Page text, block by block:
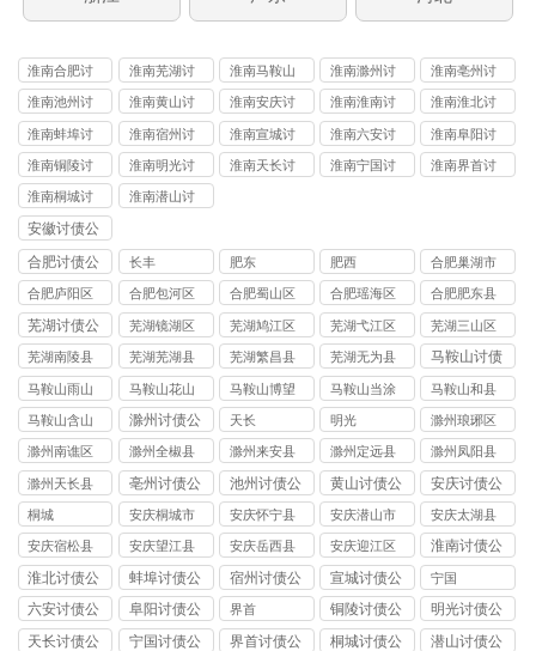
淮南合肥讨
债
淮南芜湖讨
债
淮南马鞍山
讨债
淮南滁州讨
债
淮南亳州讨
债
淮南池州讨
债
淮南黄山讨
债
淮南安庆讨
债
淮南淮南讨
债
淮南淮北讨
债
淮南蚌埠讨
债
淮南宿州讨
债
淮南宣城讨
债
淮南六安讨
债
淮南阜阳讨
债
淮南铜陵讨
债
淮南明光讨
债
淮南天长讨
淮南宁国讨
淮南界首讨
淮南桐城讨
债
淮南潜山讨
安徽讨债公
司
合肥讨债公
司
长丰 肥东 肥西
合肥巢湖市
讨债公司
合肥庐阳区
讨债公司
合肥包河区
讨债公司
合肥蜀山区
讨债公司
合肥瑶海区
讨债公司
合肥肥东县
讨债公司
芜湖讨债公
司
芜湖镜湖区
讨债公司
芜湖鸠江区
讨债公司
芜湖弋江区
讨债公司
芜湖三山区
讨债公司
芜湖南陵县
讨债公司
芜湖芜湖县
讨债公司
芜湖繁昌县
讨债公司
芜湖无为县
讨债公司
马鞍山讨债
公司
马鞍山雨山
区讨债公司
马鞍山花山
区讨债公司
马鞍山博望
区讨债公司
马鞍山当涂
县讨债公司
马鞍山和县
讨债公司
马鞍山含山
县讨债公司
滁州讨债公
司
天长 明光
滁州琅琊区
讨债公司
滁州南谯区
讨债公司
滁州全椒县
讨债公司
滁州来安县
讨债公司
滁州定远县
讨债公司
滁州凤阳县
讨债公司
滁州天长县
讨债公司
亳州讨债公
司
池州讨债公
司
黄山讨债公
司
安庆讨债公
司
桐城
安庆桐城市
讨债公司
安庆怀宁县
讨债公司
安庆潜山市
讨债公司
安庆太湖县
讨债公司
安庆宿松县
讨债公司
安庆望江县
讨债公司
安庆岳西县
讨债公司
安庆迎江区
讨债公司
淮南讨债公
司
淮北讨债公
司
蚌埠讨债公
司
宿州讨债公
司
宣城讨债公
司
宁国
六安讨债公
司
阜阳讨债公
司
界首
铜陵讨债公
司
明光讨债公
司
天长讨债公
宁国讨债公
界首讨债公
桐城讨债公
潜山讨债公